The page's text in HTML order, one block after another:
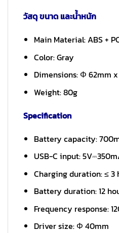
วัสดุ ขนาด และน้ำหนัก
Main Material: ABS +
Color: Gray
Dimensions: Φ 62mm
Weight: 80g
Specification
Battery capacity:
USB-C input:
Charging duration: ≤ 3
Battery duration: 12
Frequency response:
Driver size: Φ 40mm